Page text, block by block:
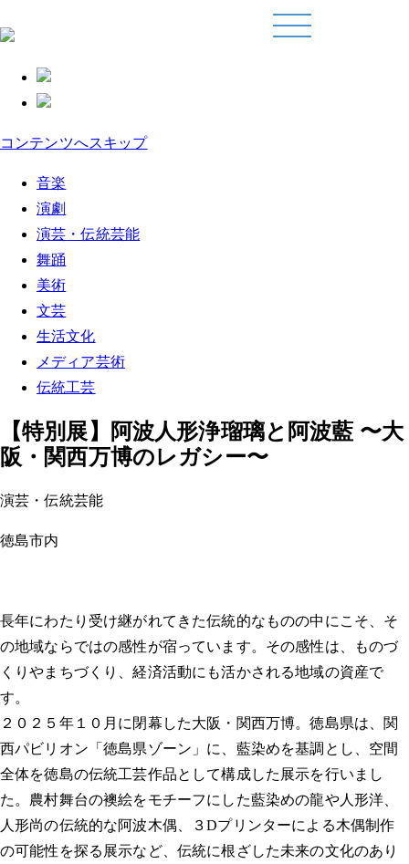
コンテンツへスキップ
音楽
演劇
演芸・伝統芸能
舞踊
美術
文芸
生活文化
メディア芸術
伝統工芸
【特別展】阿波人形浄瑠璃と阿波藍 〜大
阪・関西万博のレガシー〜
演芸・伝統芸能
徳島市内
長年にわたり受け継がれてきた伝統的なものの中にこそ、そ
の地域ならではの感性が宿っています。その感性は、ものづ
くりやまちづくり、経済活動にも活かされる地域の資産で
す。
２０２５年１０月に閉幕した大阪・関西万博。徳島県は、関
西パビリオン「徳島県ゾーン」に、藍染めを基調とし、空間
全体を徳島の伝統工芸作品として構成した展示を行いまし
た。農村舞台の襖絵をモチーフにした藍染めの龍や人形洋、
人形尚の伝統的な阿波木偶、３Dプリンターによる木偶制作
の可能性を探る展示など、伝統に根ざした未来の文化のあり